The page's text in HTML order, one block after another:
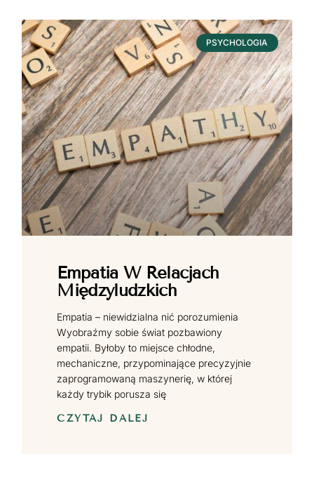
PSYCHOLOGIA
Empatia W Relacjach
Międzyludzkich
Empatia – niewidzialna nić porozumienia
Wyobraźmy sobie świat pozbawiony
empatii. Byłoby to miejsce chłodne,
mechaniczne, przypominające precyzyjnie
zaprogramowaną maszynerię, w której
każdy trybik porusza się
CZYTAJ DALEJ